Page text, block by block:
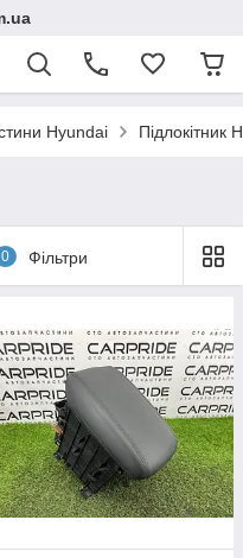
Hyundai Підлокітник
0 Фільтри